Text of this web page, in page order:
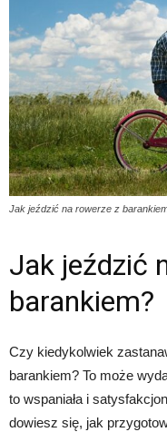
Jak jeździć na rowerze z
Jak jeździć
barankiem?
Czy kiedykolwiek
barankiem? To może
to wspaniała i
dowiesz się, jak